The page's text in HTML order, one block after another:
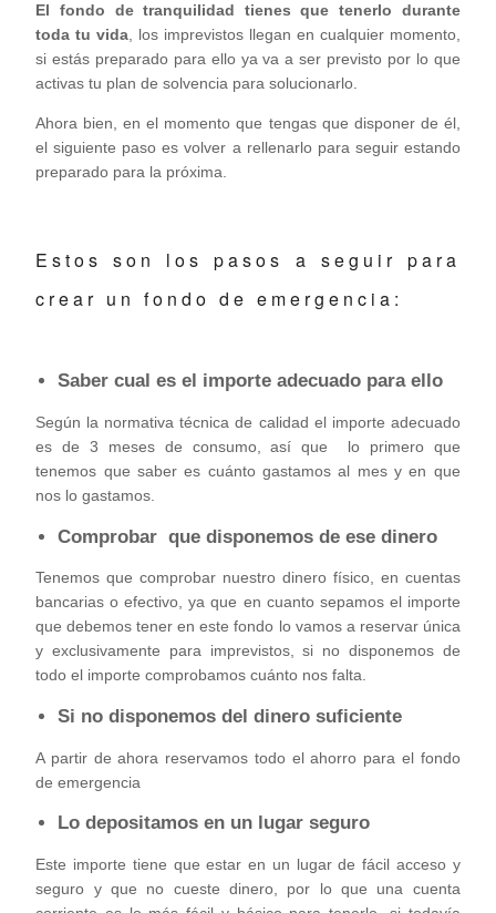
El fondo de tranquilidad tienes que tenerlo durante
toda tu vida , los imprevistos llegan en cualquier momento,
si estás preparado para ello ya va a ser previsto por lo que
activas tu plan de solvencia para solucionarlo.
Ahora bien, en el momento que tengas que disponer de él,
el siguiente paso es volver a rellenarlo para seguir estando
preparado para la próxima.
Estos son los pasos a seguir para
crear un fondo de emergencia:
Saber cual es el importe adecuado para ello
Según la normativa técnica de calidad el importe adecuado
es de 3 meses de consumo, así que lo primero que
tenemos que saber es cuánto gastamos al mes y en que
nos lo gastamos.
Comprobar que disponemos de ese dinero
Tenemos que comprobar nuestro dinero físico, en cuentas
bancarias o efectivo, ya que en cuanto sepamos el importe
que debemos tener en este fondo lo vamos a reservar única
y exclusivamente para imprevistos, si no disponemos de
todo el importe comprobamos cuánto nos falta.
Si no disponemos del dinero suficiente
A partir de ahora reservamos todo el ahorro para el fondo
de emergencia
Lo depositamos en un lugar seguro
Este importe tiene que estar en un lugar de fácil acceso y
seguro y que no cueste dinero, por lo que una cuenta